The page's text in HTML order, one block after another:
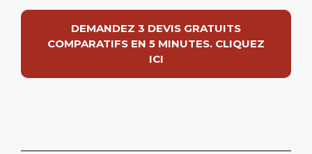
DEMANDEZ 3 DEVIS GRATUITS
COMPARATIFS EN 5 MINUTES. CLIQUEZ
ICI